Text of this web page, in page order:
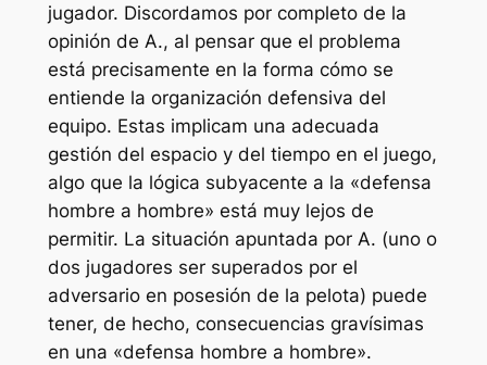
jugador. Discordamos por completo de la
opinión de A., al pensar que el problema
está precisamente en la forma cómo se
entiende la organización defensiva del
equipo. Estas implicam una adecuada
gestión del espacio y del tiempo en el juego,
algo que la lógica subyacente a la «defensa
hombre a hombre» está muy lejos de
permitir. La situación apuntada por A. (uno o
dos jugadores ser superados por el
adversario en posesión de la pelota) puede
tener, de hecho, consecuencias gravísimas
en una «defensa hombre a hombre».